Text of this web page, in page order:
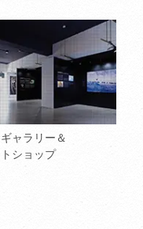
ャラリー＆
ショップ